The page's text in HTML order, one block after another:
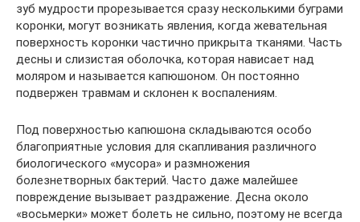
зуб мудрости прорезывается сразу несколькими буграми
коронки, могут возникать явления, когда жевательная
поверхность коронки частично прикрыта тканями. Часть
десны и слизистая оболочка, которая нависает над
моляром и называется капюшоном. Он постоянно
подвержен травмам и склонен к воспалениям.
Под поверхностью капюшона складываются особо
благоприятные условия для скапливания различного
биологического «мусора» и размножения
болезнетворных бактерий. Часто даже малейшее
повреждение вызывает раздражение. Десна около
«восьмерки» может болеть не сильно, поэтому не всегда